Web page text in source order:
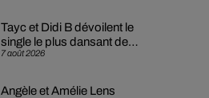
7 août 2026
Tayc et Didi B dévoilent le
single le plus dansant de
l’année
Angèle et Amélie Lens